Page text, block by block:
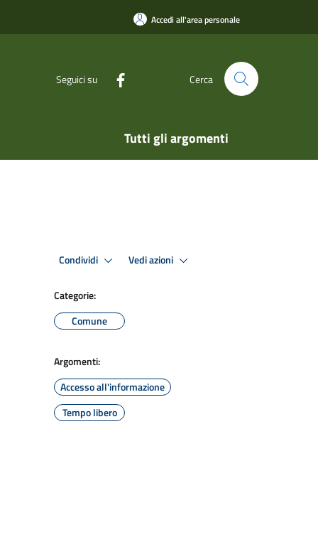
Accedi all'area personale
Seguici su Cerca
Tutti gli argomenti
Condividi Vedi azioni
Categorie:
Comune
Argomenti:
Accesso all'informazione
Tempo libero